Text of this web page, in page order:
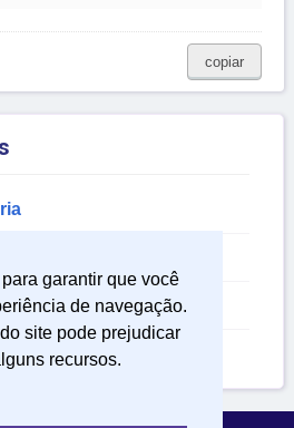
garantir que você
de navegação.
site pode prejudicar
recursos.
copiar
para Sobrinha